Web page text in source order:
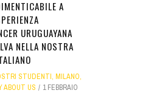
A
URUGUAYANA
NELLA NOSTRA
STUDENTI, MILANO,
ABOUT US
1 FEBBRAIO